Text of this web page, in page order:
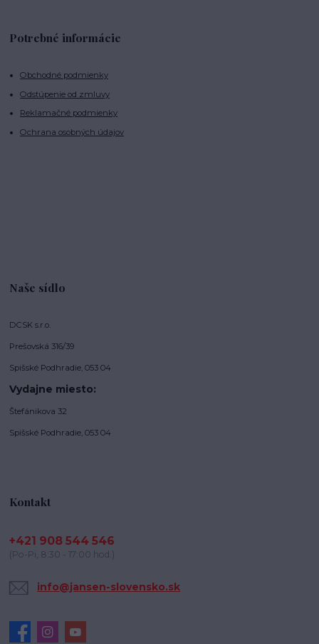
Potrebné informácie
Obchodné podmienky
Odstúpenie od zmluvy
Reklamačné podmienky
Ochrana osobných údajov
Naše sídlo
DCSK s.r.o.
Prešovská 316/39
Spišské Podhradie, 053 04
Vydajne miesto:
Štefánikova 32
Spišské Podhradie, 053 04
Kontakt
+421 908 544 546
(Po-Pi, 8:30 - 17:00 hod.)
info@jansen-slovensko.sk